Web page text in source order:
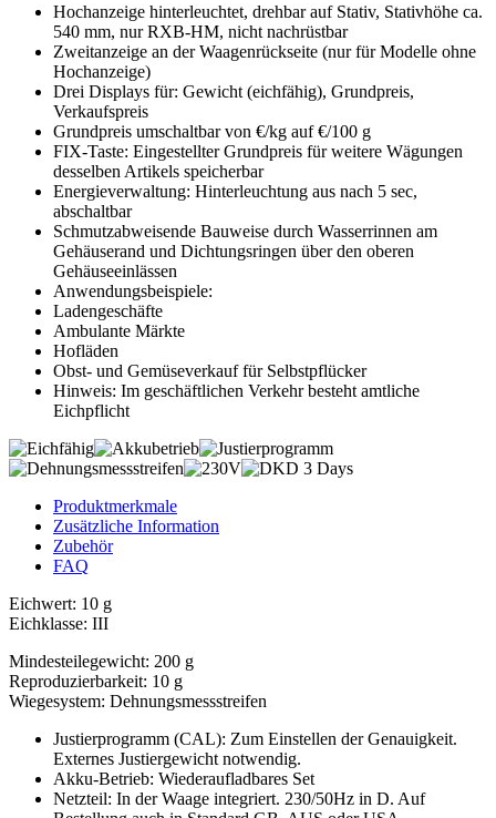
Hochanzeige hinterleuchtet, drehbar auf Stativ, Stativhöhe ca.
540 mm, nur RXB-HM, nicht nachrüstbar
Zweitanzeige an der Waagenrückseite (nur für Modelle ohne
Hochanzeige)
Drei Displays für: Gewicht (eichfähig), Grundpreis,
Verkaufspreis
Grundpreis umschaltbar von €/kg auf €/100 g
FIX-Taste: Eingestellter Grundpreis für weitere Wägungen
desselben Artikels speicherbar
Energieverwaltung: Hinterleuchtung aus nach 5 sec,
abschaltbar
Schmutzabweisende Bauweise durch Wasserrinnen am
Gehäuserand und Dichtungsringen über den oberen
Gehäuseeinlässen
Anwendungsbeispiele:
Ladengeschäfte
Ambulante Märkte
Hofläden
Obst- und Gemüseverkauf für Selbstpflücker
Hinweis: Im geschäftlichen Verkehr besteht amtliche
Eichpflicht
Produktmerkmale
Zusätzliche Information
Zubehör
FAQ
Eichwert: 10 g
Eichklasse: III
Mindesteilegewicht: 200 g
Reproduzierbarkeit: 10 g
Wiegesystem: Dehnungsmessstreifen
Justierprogramm (CAL): Zum Einstellen der Genauigkeit.
Externes Justiergewicht notwendig.
Akku-Betrieb: Wiederaufladbares Set
Netzteil: In der Waage integriert. 230/50Hz in D. Auf